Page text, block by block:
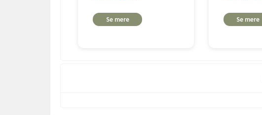
Se mere Se mere